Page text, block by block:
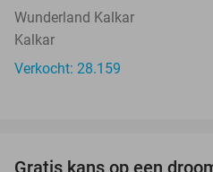
Wunderland Kalkar
Kalkar
Verkocht: 28.159